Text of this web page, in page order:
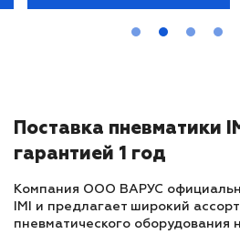
Поставка пневматики
гарантией 1 год
Компания ООО ВАРУС
IMI и предлагает широкий
пневматического оборудования